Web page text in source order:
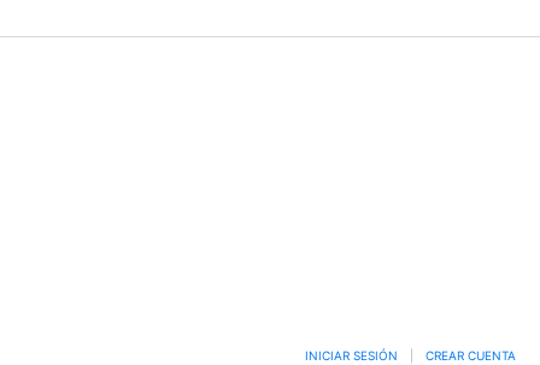
INICIAR SESIÓN CREAR CUENTA